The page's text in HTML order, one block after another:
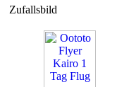
Zufallsbild